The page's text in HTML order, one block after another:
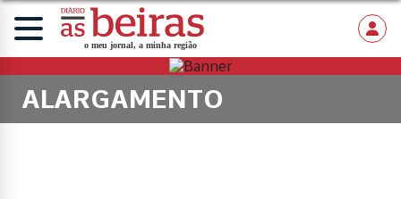
ALARGAMENTO